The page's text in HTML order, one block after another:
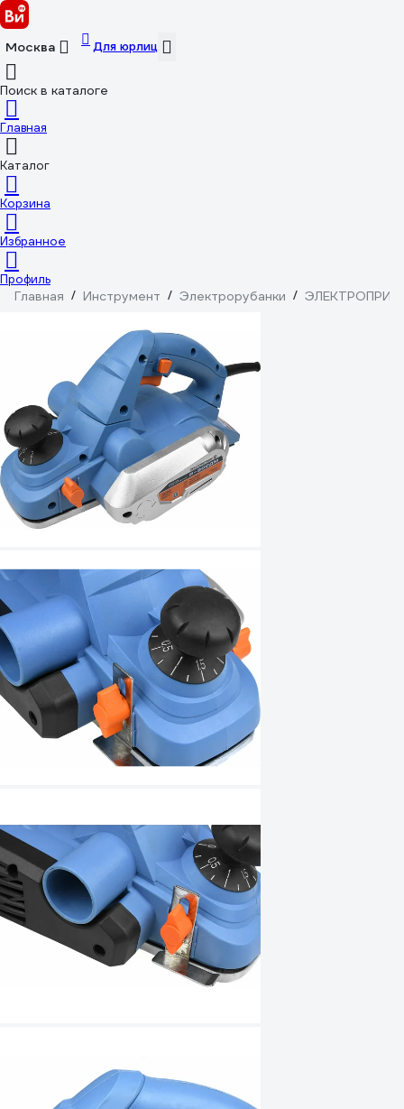
Москва Для юрлиц
Поиск в каталоге
Главная
Каталог
Корзина
Избранное
Профиль
Главная / Инструмент / Электрорубанки /